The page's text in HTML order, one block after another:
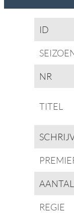
ID
NR
TITEL
AANTAL
REGIE